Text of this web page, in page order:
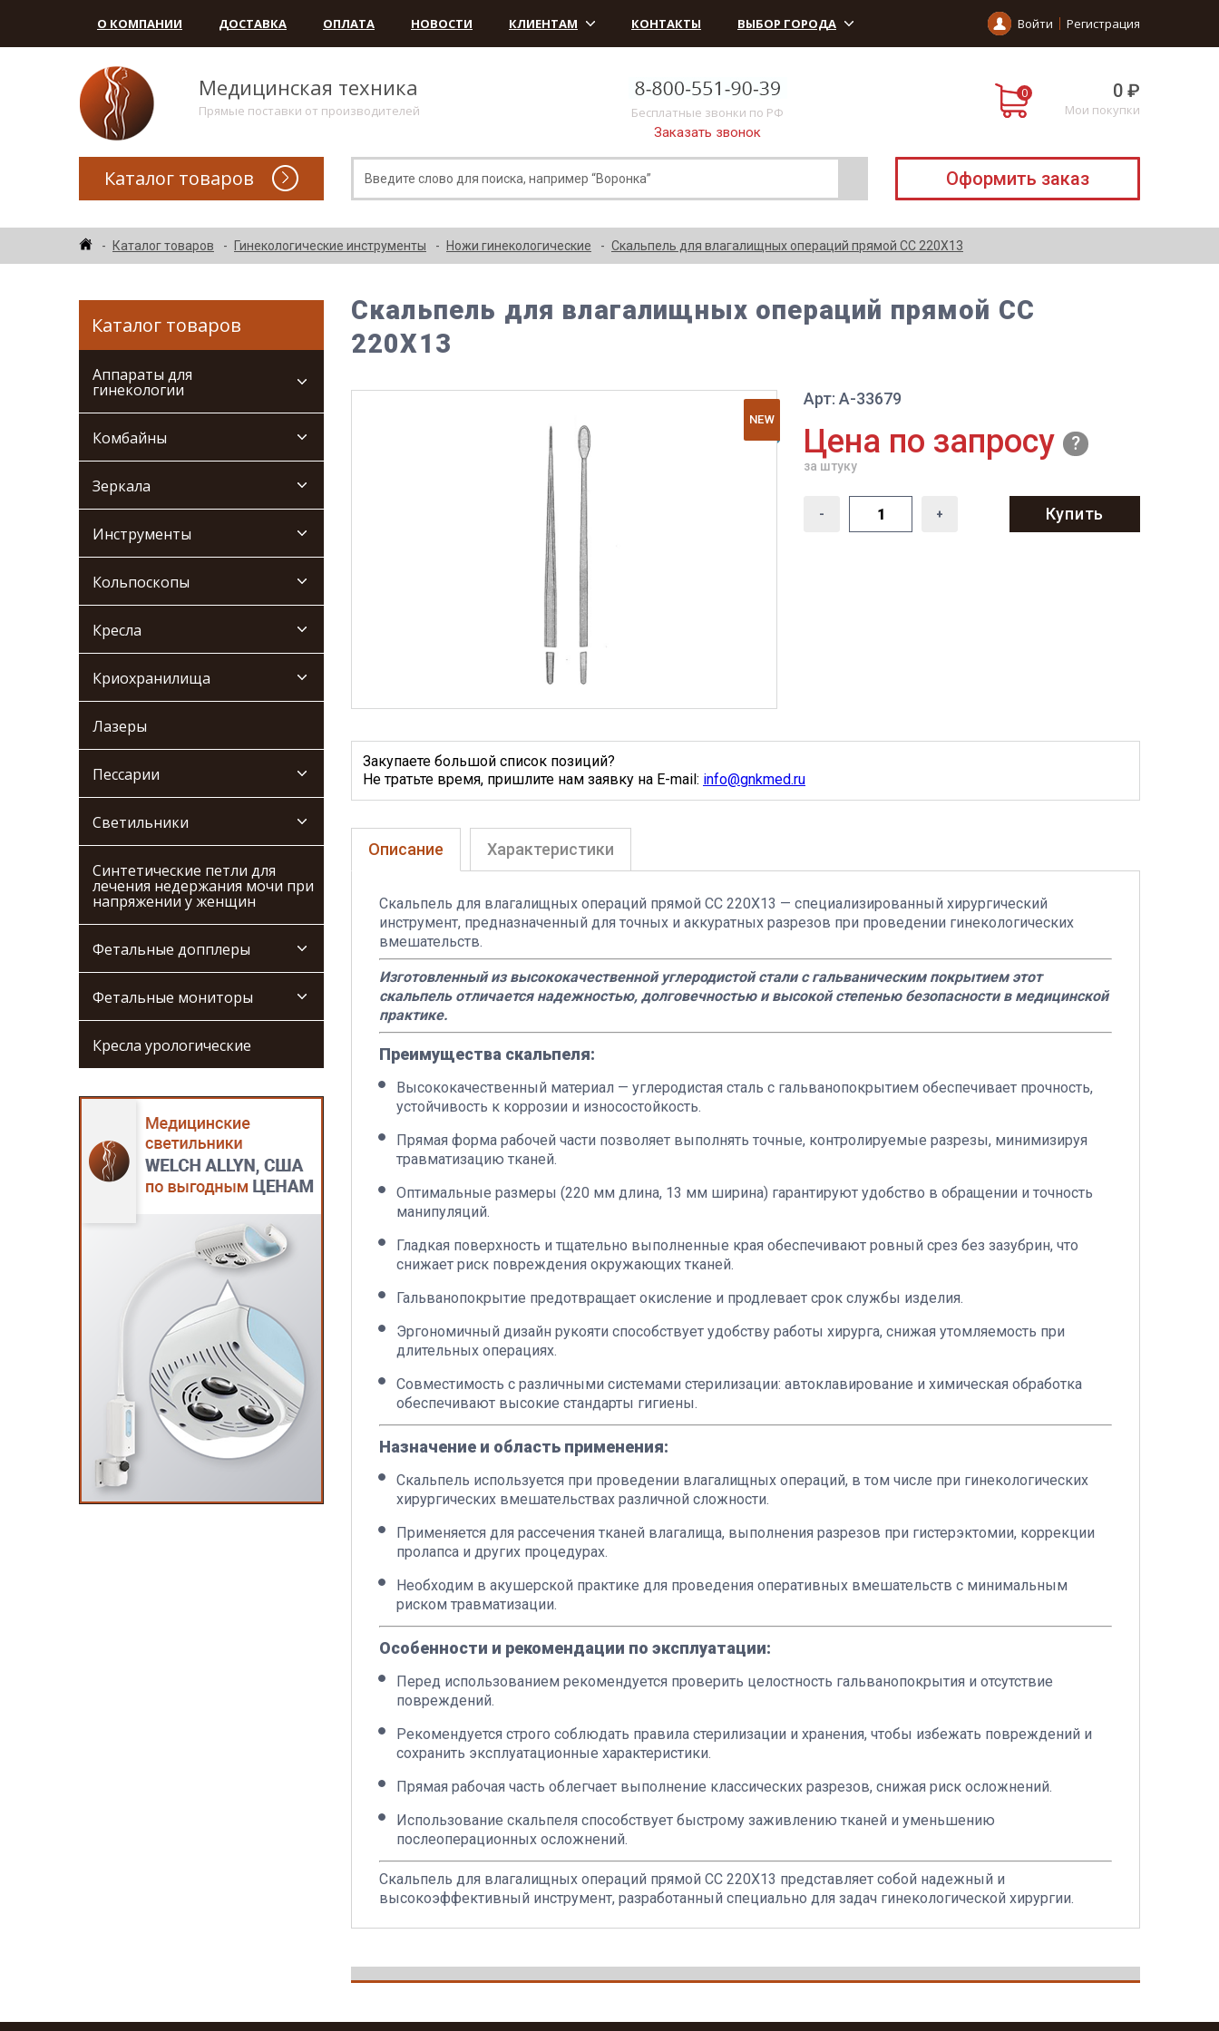
О КОМПАНИИ ДОСТАВКА ОПЛАТА НОВОСТИ КЛИЕНТАМ КОНТАКТЫ ВЫБОР ГОРОДА Войти Регистрация
Медицинская техника
Прямые поставки от производителей
Бесплатные звонки по РФ
Заказать звонок
0 ₽
Мои покупки
Каталог товаров Оформить заказ
Каталог товаров Гинекологические инструменты Ножи гинекологические Скальпель для влагалищных операций прямой СС 220Х13
Каталог товаров
Аппараты для
гинекологии
Комбайны
Зеркала
Инструменты
Кольпоскопы
Кресла
Криохранилища
Лазеры
Пессарии
Светильники
Синтетические петли для
лечения недержания мочи при
напряжении у женщин
Фетальные допплеры
Фетальные мониторы
Кресла урологические
Скальпель для влагалищных операций прямой СС
220Х13
NEW
Арт: А-33679
Цена по запросу
за штуку
- + Купить
Закупаете большой список позиций?
Не тратьте время, пришлите нам заявку на E-mail: info@gnkmed.ru
Описание
Скальпель для влагалищных операций прямой СС 220Х13 — специализированный хирургический
инструмент, предназначенный для точных и аккуратных разрезов при проведении гинекологических
вмешательств.
Изготовленный из высококачественной углеродистой стали с гальваническим покрытием этот
скальпель отличается надежностью, долговечностью и высокой степенью безопасности в медицинской
практике.
Преимущества скальпеля:
Высококачественный материал — углеродистая сталь с гальванопокрытием обеспечивает прочность,
устойчивость к коррозии и износостойкость.
Прямая форма рабочей части позволяет выполнять точные, контролируемые разрезы, минимизируя
травматизацию тканей.
Оптимальные размеры (220 мм длина, 13 мм ширина) гарантируют удобство в обращении и точность
манипуляций.
Гладкая поверхность и тщательно выполненные края обеспечивают ровный срез без зазубрин, что
снижает риск повреждения окружающих тканей.
Гальванопокрытие предотвращает окисление и продлевает срок службы изделия.
Эргономичный дизайн рукояти способствует удобству работы хирурга, снижая утомляемость при
длительных операциях.
Совместимость с различными системами стерилизации: автоклавирование и химическая обработка
обеспечивают высокие стандарты гигиены.
Назначение и область применения:
Скальпель используется при проведении влагалищных операций, в том числе при гинекологических
хирургических вмешательствах различной сложности.
Применяется для рассечения тканей влагалища, выполнения разрезов при гистерэктомии, коррекции
пролапса и других процедурах.
Необходим в акушерской практике для проведения оперативных вмешательств с минимальным
риском травматизации.
Особенности и рекомендации по эксплуатации:
Перед использованием рекомендуется проверить целостность гальванопокрытия и отсутствие
повреждений.
Рекомендуется строго соблюдать правила стерилизации и хранения, чтобы избежать повреждений и
сохранить эксплуатационные характеристики.
Прямая рабочая часть облегчает выполнение классических разрезов, снижая риск осложнений.
Использование скальпеля способствует быстрому заживлению тканей и уменьшению
послеоперационных осложнений.
Скальпель для влагалищных операций прямой СС 220Х13 представляет собой надежный и
высокоэффективный инструмент, разработанный специально для задач гинекологической хирургии.
Характеристики